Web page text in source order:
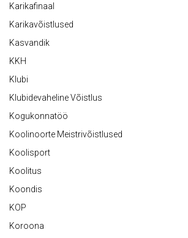
Karikafinaal
Karikavõistlused
Kasvandik
KKH
Klubi
Klubidevaheline Võistlus
Kogukonnatöö
Koolinoorte Meistrivõistlused
Koolisport
Koolitus
Koondis
KOP
Koroona